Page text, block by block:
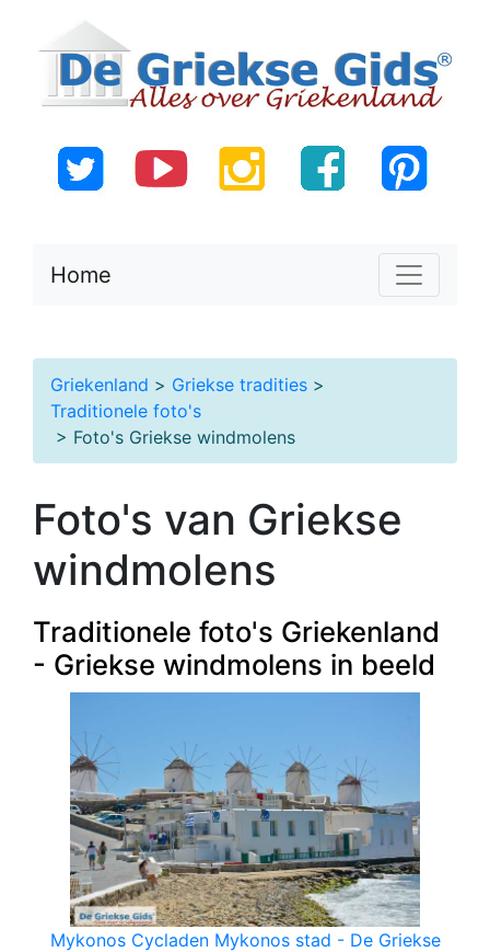
Home
Griekenland > Griekse tradities >
Traditionele foto's
> Foto's Griekse windmolens
Foto's van Griekse
windmolens
Traditionele foto's Griekenland
- Griekse windmolens in beeld
Mykonos Cycladen Mykonos stad - De Griekse